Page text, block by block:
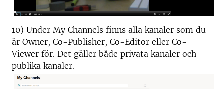
10) Under My Channels finns alla kanaler som du
är Owner, Co-Publisher, Co-Editor eller Co-
Viewer för. Det gäller både privata kanaler och
publika kanaler.